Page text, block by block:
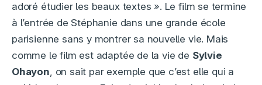
adoré étudier les beaux textes ». Le film se termine
à l’entrée de Stéphanie dans une grande école
parisienne sans y montrer sa nouvelle vie. Mais
comme le film est adaptée de la vie de Sylvie
Ohayon, on sait par exemple que c’est elle qui a